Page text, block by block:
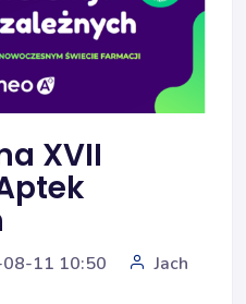
XVII
11 10:50
Jach